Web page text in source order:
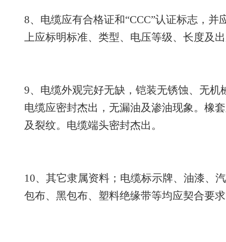
8、电缆应有合格证和“CCC”认证标志，并
上应标明标准、类型、电压等级、长度及
9、电缆外观完好无缺，铠装无锈蚀、无
电缆应密封杰出，无漏油及渗油现象。橡
及裂纹。电缆端头密封杰出。
10、其它隶属资料；电缆标示牌、油漆、
包布、黑包布、塑料绝缘带等均应契合要求